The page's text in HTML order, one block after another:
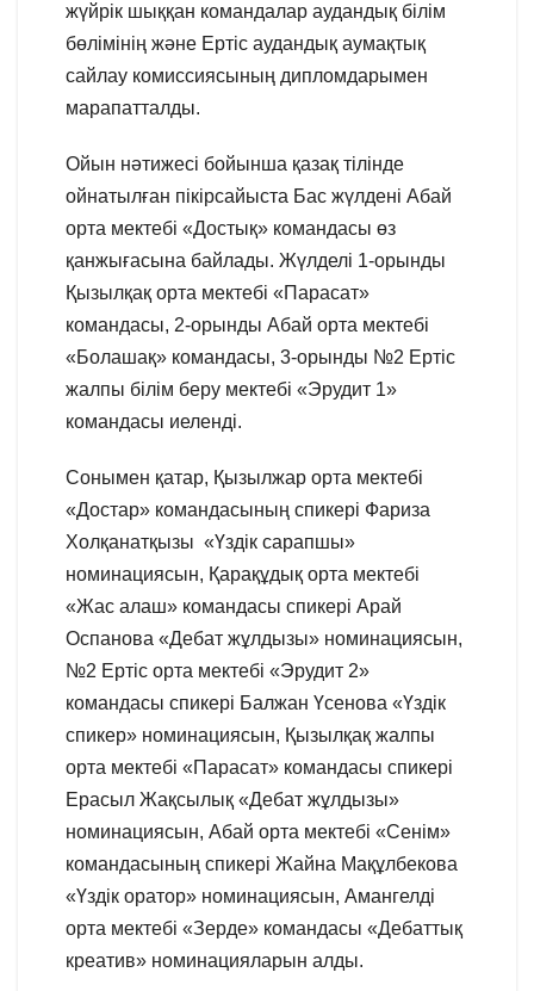
жүйрік шыққан командалар аудандық білім
бөлімінің және Ертіс аудандық аумақтық
сайлау комиссиясының дипломдарымен
марапатталды.
Ойын нәтижесі бойынша қазақ тілінде
ойнатылған пікірсайыста Бас жүлдені Абай
орта мектебі «Достық» командасы өз
қанжығасына байлады. Жүлделі 1-орынды
Қызылқақ орта мектебі «Парасат»
командасы, 2-орынды Абай орта мектебі
«Болашақ» командасы, 3-орынды №2 Ертіс
жалпы білім беру мектебі «Эрудит 1»
командасы иеленді.
Сонымен қатар, Қызылжар орта мектебі
«Достар» командасының спикері Фариза
Холқанатқызы «Үздік сарапшы»
номинациясын, Қарақұдық орта мектебі
«Жас алаш» командасы спикері Арай
Оспанова «Дебат жұлдызы» номинациясын,
№2 Ертіс орта мектебі «Эрудит 2»
командасы спикері Балжан Үсенова «Үздік
спикер» номинациясын, Қызылқақ жалпы
орта мектебі «Парасат» командасы спикері
Ерасыл Жақсылық «Дебат жұлдызы»
номинациясын, Абай орта мектебі «Сенім»
командасының спикері Жайна Мақұлбекова
«Үздік оратор» номинациясын, Амангелді
орта мектебі «Зерде» командасы «Дебаттық
креатив» номинацияларын алды.